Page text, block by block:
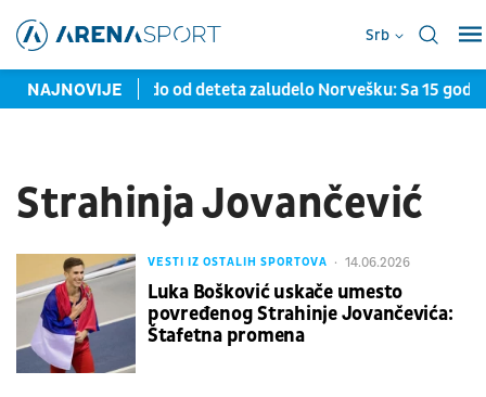
Srb
NAJNOVIJE
evra Srpsko čudo od deteta zaludelo Norvešku: Sa 15
Strahinja Jovančević
VESTI IZ OSTALIH SPORTOVA 14.06.2026
Luka Bošković uskače umesto
povređenog Strahinje Jovančevića:
Štafetna promena